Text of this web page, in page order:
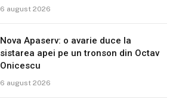
6 august 2026
Nova Apaserv: o avarie duce la
sistarea apei pe un tronson din Octav
Onicescu
6 august 2026